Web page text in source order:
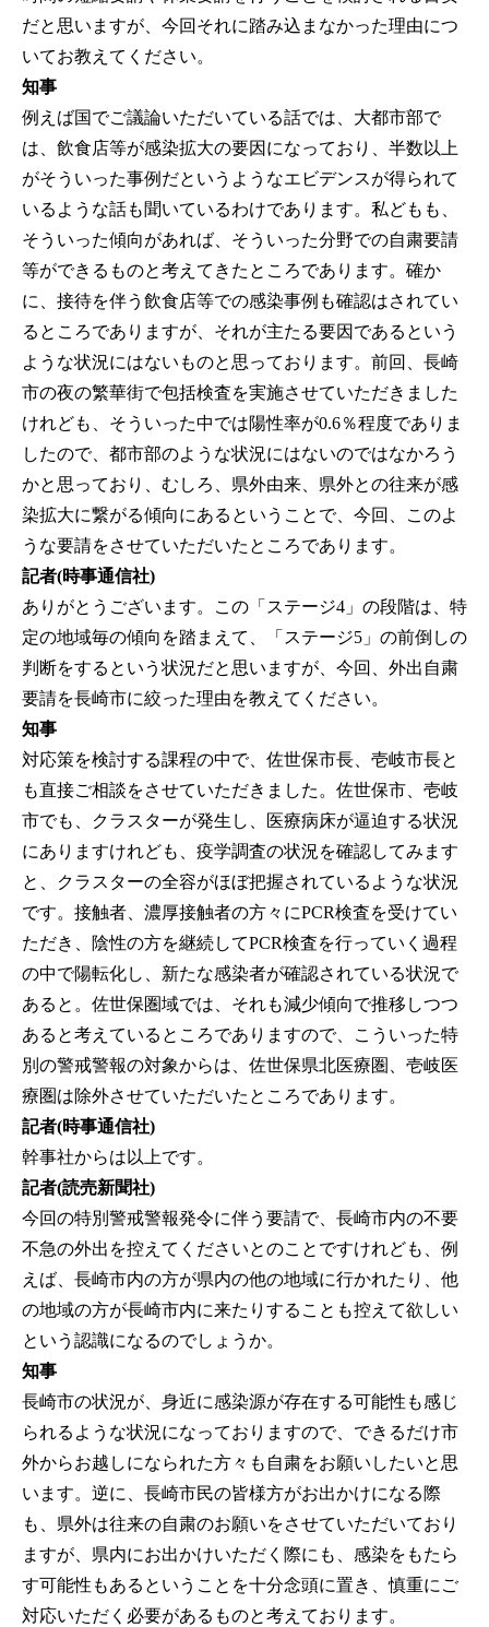
だと思いますが、今回それに踏み込まなかった理由につ
いてお教えてください。
知事
例えば国でご議論いただいている話では、大都市部で
は、飲食店等が感染拡大の要因になっており、半数以上
がそういった事例だというようなエビデンスが得られて
いるような話も聞いているわけであります。私どもも、
そういった傾向があれば、そういった分野での自粛要請
等ができるものと考えてきたところであります。確か
に、接待を伴う飲食店等での感染事例も確認はされてい
るところでありますが、それが主たる要因であるという
ような状況にはないものと思っております。前回、長崎
市の夜の繁華街で包括検査を実施させていただきました
けれども、そういった中では陽性率が0.6％程度でありま
したので、都市部のような状況にはないのではなかろう
かと思っており、むしろ、県外由来、県外との往来が感
染拡大に繋がる傾向にあるということで、今回、このよ
うな要請をさせていただいたところであります。
記者(時事通信社)
ありがとうございます。この「ステージ4」の段階は、特
定の地域毎の傾向を踏まえて、「ステージ5」の前倒しの
判断をするという状況だと思いますが、今回、外出自粛
要請を長崎市に絞った理由を教えてください。
知事
対応策を検討する課程の中で、佐世保市長、壱岐市長と
も直接ご相談をさせていただきました。佐世保市、壱岐
市でも、クラスターが発生し、医療病床が逼迫する状況
にありますけれども、疫学調査の状況を確認してみます
と、クラスターの全容がほぼ把握されているような状況
です。接触者、濃厚接触者の方々にPCR検査を受けてい
ただき、陰性の方を継続してPCR検査を行っていく過程
の中で陽転化し、新たな感染者が確認されている状況で
あると。佐世保圏域では、それも減少傾向で推移しつつ
あると考えているところでありますので、こういった特
別の警戒警報の対象からは、佐世保県北医療圏、壱岐医
療圏は除外させていただいたところであります。
記者(時事通信社)
幹事社からは以上です。
記者(読売新聞社)
今回の特別警戒警報発令に伴う要請で、長崎市内の不要
不急の外出を控えてくださいとのことですけれども、例
えば、長崎市内の方が県内の他の地域に行かれたり、他
の地域の方が長崎市内に来たりすることも控えて欲しい
という認識になるのでしょうか。
知事
長崎市の状況が、身近に感染源が存在する可能性も感じ
られるような状況になっておりますので、できるだけ市
外からお越しになられた方々も自粛をお願いしたいと思
います。逆に、長崎市民の皆様方がお出かけになる際
も、県外は往来の自粛のお願いをさせていただいており
ますが、県内にお出かけいただく際にも、感染をもたら
す可能性もあるということを十分念頭に置き、慎重にご
対応いただく必要があるものと考えております。